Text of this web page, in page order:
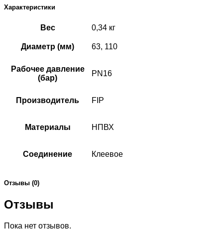
Характеристики
Вес 0,34 кг
Диаметр (мм) 63, 110
Рабочее давление
(бар)
PN16
Производитель FIP
Материалы НПВХ
Соединение Клеевое
Отзывы (0)
Отзывы
Пока нет отзывов.